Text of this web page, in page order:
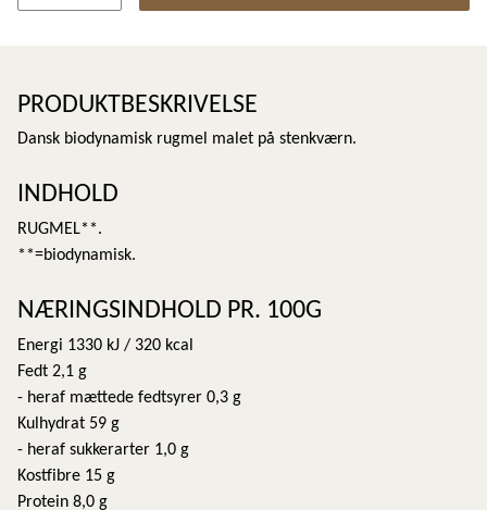
PRODUKTBESKRIVELSE
Dansk biodynamisk rugmel malet på stenkværn.
INDHOLD
RUGMEL**.
**=biodynamisk.
NÆRINGSINDHOLD PR. 100G
Energi 1330 kJ / 320 kcal
Fedt 2,1 g
- heraf mættede fedtsyrer 0,3 g
Kulhydrat 59 g
- heraf sukkerarter 1,0 g
Kostfibre 15 g
Protein 8,0 g